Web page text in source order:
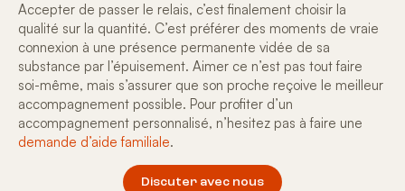
Accepter de passer le relais, c’est finalement choisir la
qualité sur la quantité. C’est préférer des moments de vraie
connexion à une présence permanente vidée de sa
substance par l’épuisement. Aimer ce n’est pas tout faire
soi-même, mais s’assurer que son proche reçoive le meilleur
accompagnement possible. Pour profiter d’un
accompagnement personnalisé, n’hesitez pas à faire une
demande d’aide familiale.
Discuter avec nous